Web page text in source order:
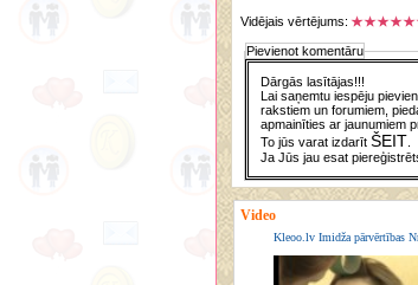
Vidējais vērtējums:
Pievienot komentāru
Dārgās lasītājas!!!
Lai saņemtu iespēju
rakstiem un forumiem,
apmainīties ar jaunumiem
To jūs varat izdarīt ŠEIT
Ja Jūs jau esat
Video
Kleoo.lv Imidža pārvērtības